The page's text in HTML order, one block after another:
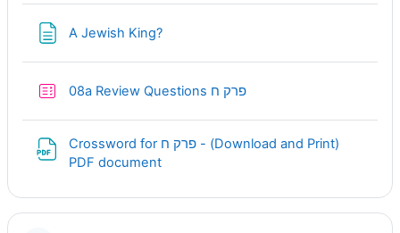
A Jewish King?Page
08a Review Questions פרק חQuiz
Crossword for פרק ח - (Download and Print)
PDF documentURL